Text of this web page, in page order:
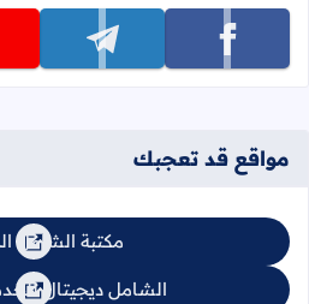
تابعنا على facebook تابعنا على telegram
مواقع قد تعجبك
مكتبة الشامل
الشامل ديجيتال